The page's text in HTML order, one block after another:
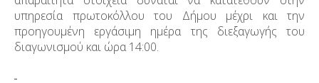
υπηρεσία πρωτοκόλλου του Δήμου μέχρι και την
προηγουμένη εργάσιμη ημέρα της διεξαγωγής του
διαγωνισμού και ώρα 14:00.